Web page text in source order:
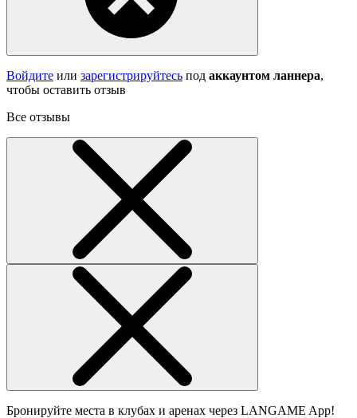
Войдите или зарегистрируйтесь под аккаунтом ланнера,
чтобы оставить отзыв
Все отзывы
Бронируйте места в клубах и аренах через LANGAME App!